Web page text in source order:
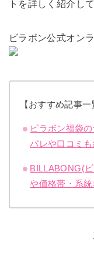
トを詳しく紹介し
ビラボン公式オン
【おすすめ記事一
ビラボン福袋
バレや口コミ
BILLABONG(
や価格帯・系